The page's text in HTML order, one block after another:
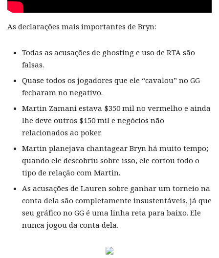
As declarações mais importantes de Bryn:
Todas as acusações de ghosting e uso de RTA são
falsas.
Quase todos os jogadores que ele “cavalou” no GG
fecharam no negativo.
Martin Zamani estava $350 mil no vermelho e ainda
lhe deve outros $150 mil e negócios não
relacionados ao poker.
Martin planejava chantagear Bryn há muito tempo;
quando ele descobriu sobre isso, ele cortou todo o
tipo de relação com Martin.
As acusações de Lauren sobre ganhar um torneio na
conta dela são completamente insustentáveis, já que
seu gráfico no GG é uma linha reta para baixo. Ele
nunca jogou da conta dela.